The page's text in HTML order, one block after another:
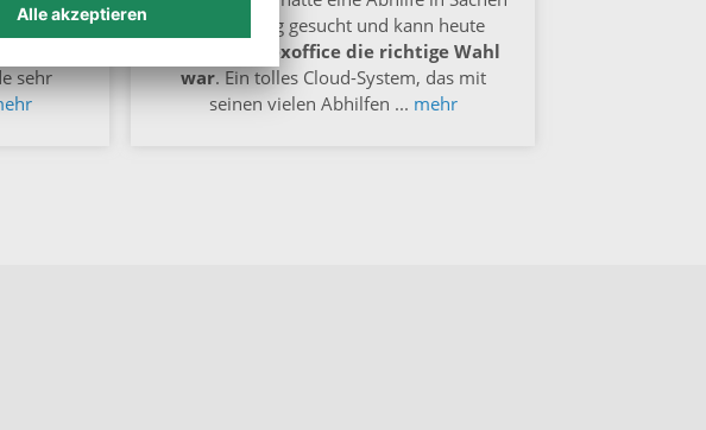
Aber
sehr
Buchhaltung gesucht und kann heute
lexoffice die richtige Wahl
war. Ein tolles Cloud-System, das mit
seinen vielen Abhilfen ... mehr